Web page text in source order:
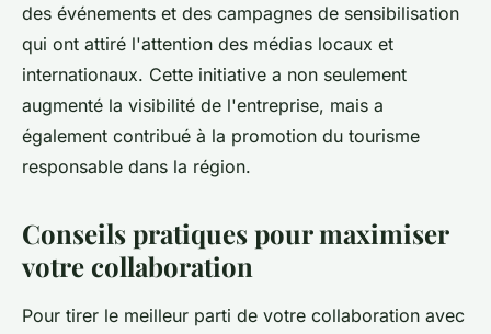
des événements et des campagnes de sensibilisation
qui ont attiré l'attention des médias locaux et
internationaux. Cette initiative a non seulement
augmenté la visibilité de l'entreprise, mais a
également contribué à la promotion du tourisme
responsable dans la région.
Conseils pratiques pour maximiser
votre collaboration
Pour tirer le meilleur parti de votre collaboration avec